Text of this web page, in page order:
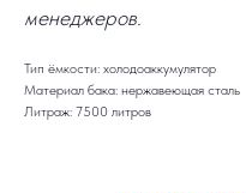
менеджеров.
Тип ёмкости: холодоаккумулятор
Материал бака: нержавеющая сталь
Литраж: 7500 литров